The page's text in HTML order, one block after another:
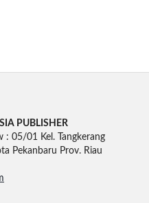
PUBLISHER
: 05/01 Kel. Tangkerang
Pekanbaru Prov. Riau